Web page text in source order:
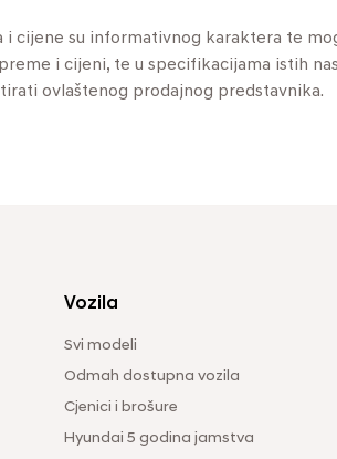
i cijene su informativnog karaktera te
i cijeni, te u specifikacijama istih
ovlaštenog prodajnog predstavnika.
Vozila
Svi modeli
Odmah dostupna vozila
Cjenici i brošure
Hyundai 5 godina jamstva